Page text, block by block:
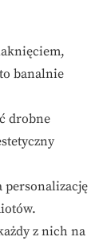
banalnie
drobne
personalizację
z nich na